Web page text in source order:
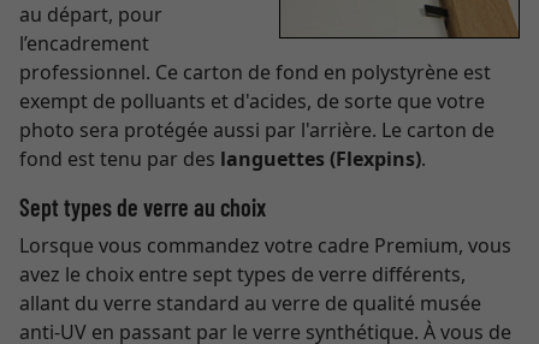
au départ, pour
l’encadrement
professionnel. Ce carton de fond en polystyrène est
exempt de polluants et d'acides, de sorte que votre
photo sera protégée aussi par l'arrière. Le carton de
fond est tenu par des languettes (Flexpins).
Sept types de verre au choix
Lorsque vous commandez votre cadre Premium, vous
avez le choix entre sept types de verre différents,
allant du verre standard au verre de qualité musée
anti-UV en passant par le verre synthétique. À vous de